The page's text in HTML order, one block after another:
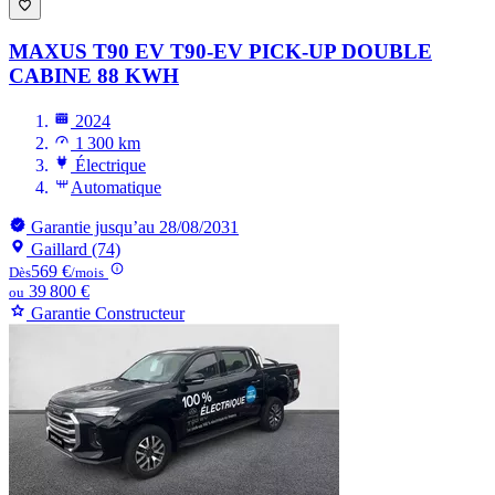
MAXUS T90 EV T90-EV PICK-UP DOUBLE
CABINE 88 KWH
2024
1 300 km
Électrique
Automatique
Garantie jusqu’au 28/08/2031
Gaillard (74)
Dès569 €/mois
ou 39 800 €
Garantie Constructeur